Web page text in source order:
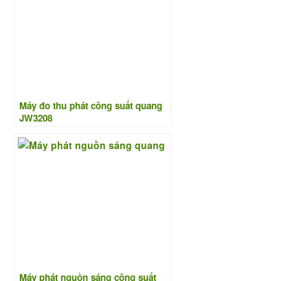
Máy đo thu phát công suất quang
JW3208
Máy phát nguồn sáng công suất